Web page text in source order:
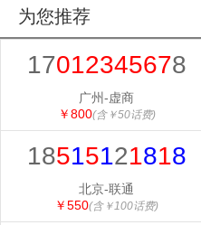
为您推荐
17012345678
广州-虚商
￥800(含￥50话费)
18515121818
北京-联通
￥550(含￥100话费)